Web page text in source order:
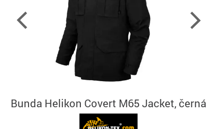
Bunda Helikon Covert M65 Jacket, černá